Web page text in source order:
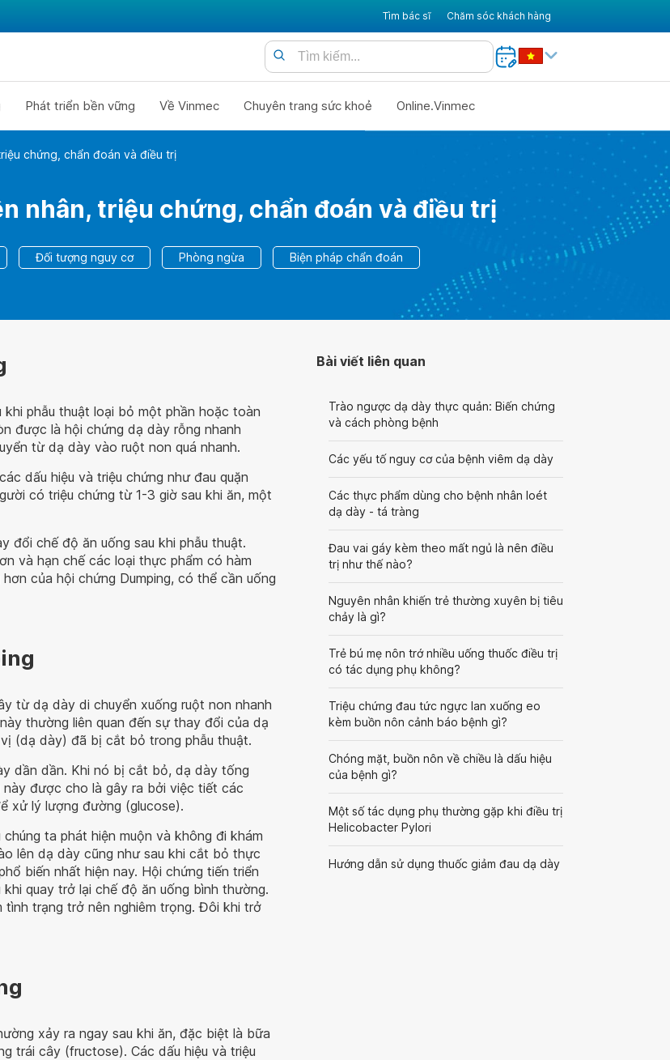
Tìm bác sĩ Chăm sóc khách hàng
Phát triển bền vững Về Vinmec Chuyên trang sức khoẻ Online.Vinmec
chứng, chẩn đoán và điều trị
nhân, triệu chứng, chẩn đoán và điều trị
Đối tượng nguy cơ Phòng ngừa Biện pháp chẩn đoán
phẫu thuật loại bỏ một phần hoặc toàn
được là hội chứng dạ dày rỗng nhanh
từ dạ dày vào ruột non quá nhanh.
dấu hiệu và triệu chứng như đau quặn
có triệu chứng từ 1-3 giờ sau khi ăn, một
đổi chế độ ăn uống sau khi phẫu thuật.
và hạn chế các loại thực phẩm có hàm
của hội chứng Dumping, có thể cần uống
từ dạ dày di chuyển xuống ruột non nhanh
thường liên quan đến sự thay đổi của dạ
(dạ dày) đã bị cắt bỏ trong phẫu thuật.
dần dần. Khi nó bị cắt bỏ, dạ dày tống
được cho là gây ra bởi việc tiết các
xử lý lượng đường (glucose).
ta phát hiện muộn và không đi khám
lên dạ dày cũng như sau khi cắt bỏ thực
biến nhất hiện nay. Hội chứng tiến triển
quay trở lại chế độ ăn uống bình thường.
tình trạng trở nên nghiêm trọng. Đôi khi trở
xảy ra ngay sau khi ăn, đặc biệt là bữa
trái cây (fructose). Các dấu hiệu và triệu
Bài viết liên quan
Trào ngược dạ dày thực quản: Biến chứng
và cách phòng bệnh
Các yếu tố nguy cơ của bệnh viêm dạ dày
Các thực phẩm dùng cho bệnh nhân loét
dạ dày - tá tràng
Đau vai gáy kèm theo mất ngủ là nên điều
trị như thế nào?
Nguyên nhân khiến trẻ thường xuyên bị tiêu
chảy là gì?
Trẻ bú mẹ nôn trớ nhiều uống thuốc điều trị
có tác dụng phụ không?
Triệu chứng đau tức ngực lan xuống eo
kèm buồn nôn cảnh báo bệnh gì?
Chóng mặt, buồn nôn về chiều là dấu hiệu
của bệnh gì?
Một số tác dụng phụ thường gặp khi điều trị
Helicobacter Pylori
Hướng dẫn sử dụng thuốc giảm đau dạ dày